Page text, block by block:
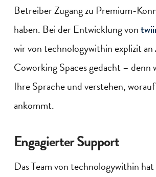
Betreiber Zugang zu Premium-
haben. Bei der Entwicklung von
wir von technologywithin explizit
Coworking Spaces gedacht – denn
Ihre Sprache und verstehen,
ankommt.
Engagierter Support
Das Team von technologywithin